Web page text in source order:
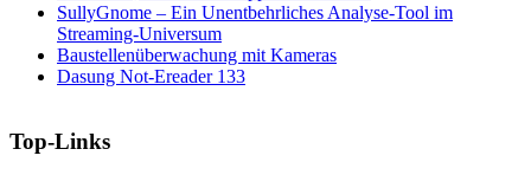
SullyGnome – Ein Unentbehrliches Analyse-Tool im
Streaming-Universum
Baustellenüberwachung mit Kameras
Dasung Not-Ereader 133
Top-Links